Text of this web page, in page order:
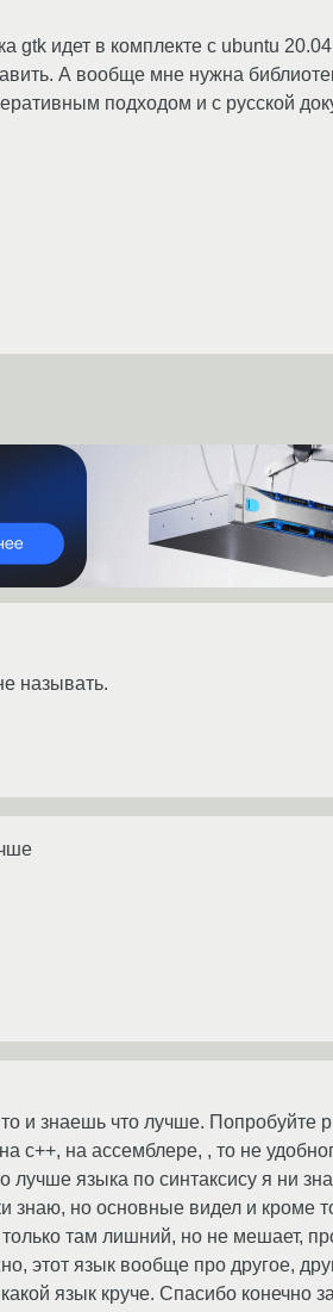
gtk идет в комплекте с ubuntu
А вообще мне нужна
подходом и с русской
называть.
и знаешь что лучше. Попробуйте
на ассемблере, , то не
лучше языка по синтаксису я ни
знаю, но основные видел и кроме
там лишний, но не мешает,
этот язык вообще про другое,
язык круче. Спасибо конечно